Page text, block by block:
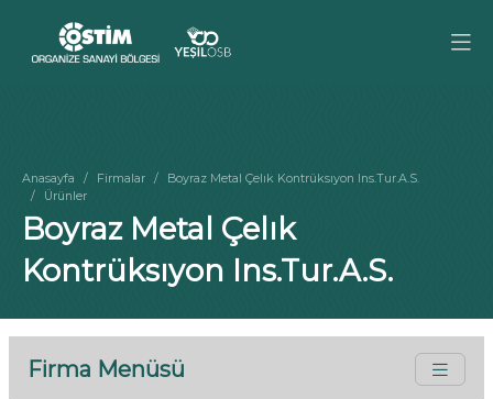
Anasayfa Firmalar
Boyraz Metal Çelık Kontrüksıyon Ins.Tur.A.S.
Ürünler
Boyraz Metal Çelık
Kontrüksıyon Ins.Tur.A.S.
Firma Menüsü